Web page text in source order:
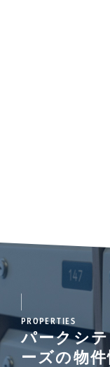
PROPERTIES
パークシ
ーズの物